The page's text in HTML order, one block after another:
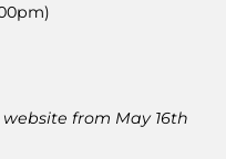
from May 16th